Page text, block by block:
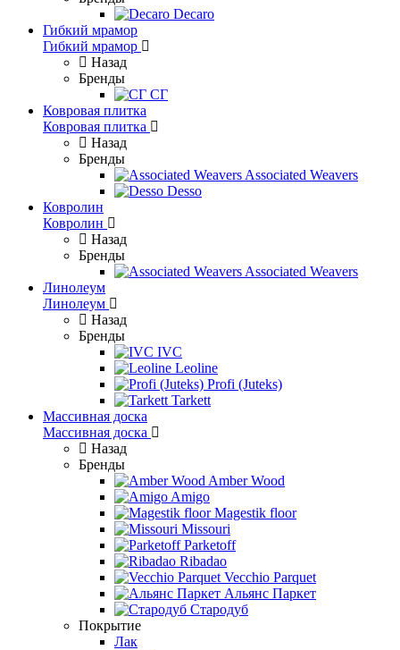
Decaro
Гибкий мрамор
Гибкий мрамор
Назад
Бренды
СГ
Ковровая плитка
Ковровая плитка
Назад
Бренды
Associated Weavers
Desso
Ковролин
Ковролин
Назад
Бренды
Associated Weavers
Линолеум
Линолеум
Назад
Бренды
IVC
Leoline
Profi (Juteks)
Tarkett
Массивная доска
Массивная доска
Назад
Бренды
Amber Wood
Amigo
Magestik floor
Missouri
Parketoff
Ribadao
Vecchio Parquet
Альянс Паркет
Стародуб
Покрытие
Лак